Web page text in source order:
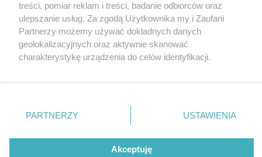
Nie zapomnij
zapoznać się z:
polityką prywatności regulamin korzystania z portali
Twojemiasto
Piekary Śląskie
Chorzów
Tarnowskie Góry
Gliwice
Skontakuj sięz nami
Kontakt
Wydawca
Redakcja
treści, pomiar reklam i treści, badanie odbiorców oraz
ulepszanie usług. Za zgodą Użytkownika my i Zaufani
Partnerzy możemy używać dokładnych danych
geolokalizacyjnych oraz aktywnie skanować
charakterystykę urządzenia do celów identyfikacji.
zmienić/wycofać klikając przycisk ustawień prywatności
znajdujący się w lewym dolnym rogu strony
rodzaje przetwarzania danych nie wymagają zgody
użytkownika, ale masz prawo sprzeciwić się takiemu
PARTNERZY USTAWIENIA
Akceptuję